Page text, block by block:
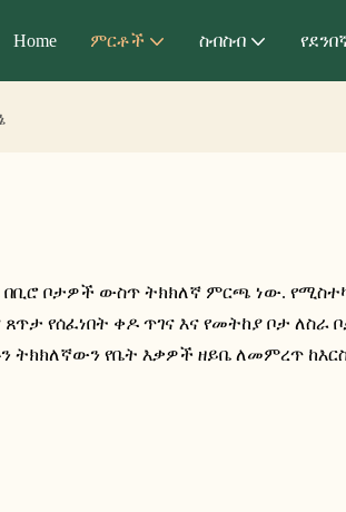
Home ምርቶች ስብስብ
በቢሮ ቦታዎች ውስጥ ትክክለኛ ምርጫ ነው.
የሰፈነበት ቀዶ ጥገና እና የመትከያ ቦታ
የቤት እቃዎች ዘይቤ ለመምረጥ